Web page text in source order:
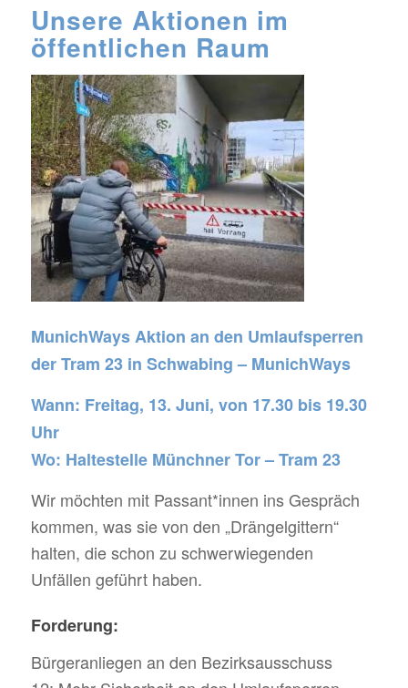
Unsere Aktionen im
öffentlichen Raum
MunichWays Aktion an den Umlaufsperren
der Tram 23 in Schwabing – MunichWays
Wann: Freitag, 13. Juni, von 17.30 bis 19.30
Uhr
Wo: Haltestelle Münchner Tor – Tram 23
Wir möchten mit Passant*innen ins Gespräch
kommen, was sie von den „Drängelgittern“
halten, die schon zu schwerwiegenden
Unfällen geführt haben.
Forderung:
Bürgeranliegen an den Bezirksausschuss